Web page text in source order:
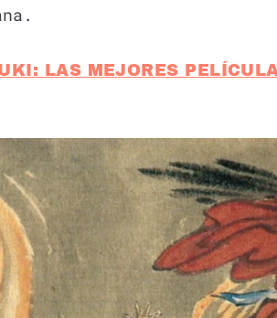
LAS MEJORES